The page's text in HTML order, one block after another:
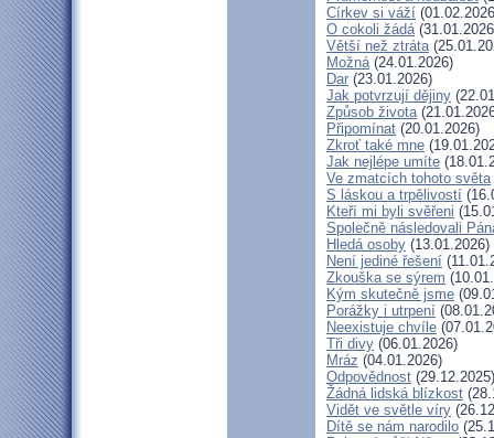
Církev si váží
O cokoli žádá
Větší než ztráta
Možná(24.01.2026)
Dar (23.01.2026)
Jak potvrzují dějiny
Způsob života
Připomínat (20.01.2026)
Zkroť také mne
Jak nejlépe umíte
Ve zmatcích tohoto světa
S láskou a trpělivostí
Kteří mi byli svěřeni
Společně následovali
Hledá osoby (13.01.2026)
Není jediné řešení
Zkouška se sýrem
Kým skutečně jsme
Porážky i utrpení
Neexistuje chvíle
Tři divy (06.01.2026)
Mráz (04.01.2026)
Odpovědnost (29.12.2025)
Žádná lidská blízkost
Vidět ve světle víry
Dítě se nám narodilo